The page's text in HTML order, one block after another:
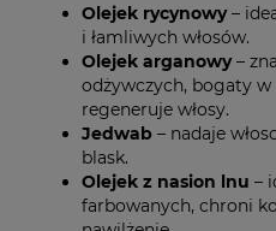
Olejek rycynowy–
i łamliwych włosów.
Olejek arganowy–
odżywczych, bogaty
regeneruje włosy.
Jedwab – nadaje
blask.
Olejek z nasion lnu –
farbowanych, chroni